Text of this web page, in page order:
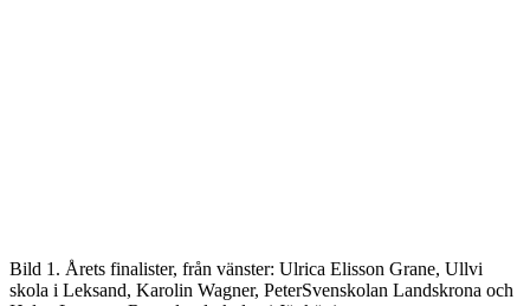
Bild 1. Årets finalister, från vänster: Ulrica Elisson Grane, Ullvi
skola i Leksand, Karolin Wagner, PeterSvenskolan Landskrona och